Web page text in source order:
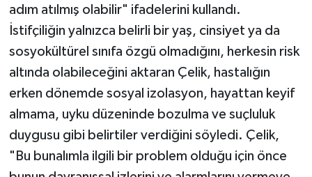
adım atılmış olabilir" ifadelerini kullandı.
İstifçiliğin yalnızca belirli bir yaş, cinsiyet ya da
sosyokültürel sınıfa özgü olmadığını, herkesin risk
altında olabileceğini aktaran Çelik, hastalığın
erken dönemde sosyal izolasyon, hayattan keyif
almama, uyku düzeninde bozulma ve suçluluk
duygusu gibi belirtiler verdiğini söyledi. Çelik,
"Bu bunalımla ilgili bir problem olduğu için önce